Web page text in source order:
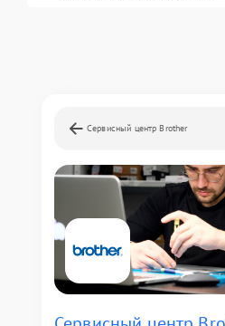
Сервисный центр Brother